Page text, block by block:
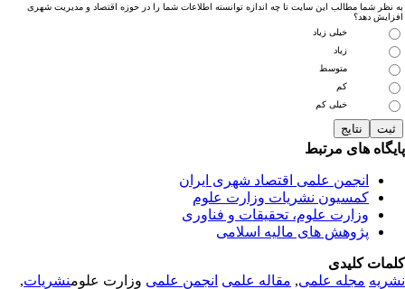
نظر شما مطالب این سایت تا چه اندازه توانسته اطلاعات شما را در حوزه اقتصاد و مدیریت شهری
دهد؟
خیلی زیاد
زیاد
متوسط
خیلی کم
های مرتبط
انجمن علمی اقتصاد شهری ایران
کمسیون نشریات وزارت علوم
وزارت علوم، تحقیقات و فناوری
پژوهش های مالیه اسلامی
کلیدی
مجله علمی, مقاله علمی انجمن علمیوزارت علومنشریات,